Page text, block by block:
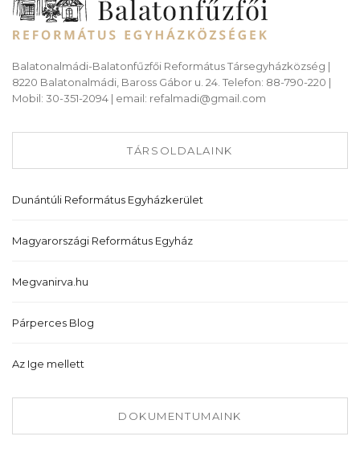
Balatonalmádi-Balatonfűzfői Református Társegyházközség |
8220 Balatonalmádi, Baross Gábor u. 24. Telefon: 88-790-220 |
Mobil: 30-351-2094 | email: refalmadi@gmail.com
TÁRSOLDALAINK
Dunántúli Református Egyházkerület
Magyarországi Református Egyház
Megvanirva.hu
Párperces Blog
Az Ige mellett
DOKUMENTUMAINK